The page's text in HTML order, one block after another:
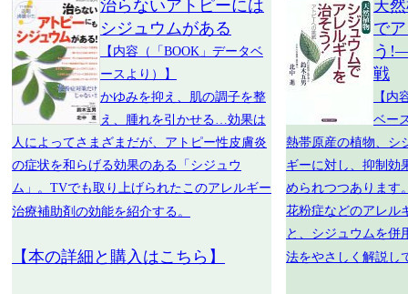
治らないアトピーには
シジュウムがある
【内容（「BOOK」データベ
ースより）】
かゆみを抑え、肌の調子を整
え、腫れを引かせる…効果は
人によってさまざまだが、アトピー性皮膚炎
の症状を和らげる効果のある「シジュウ
ム」。TVでも取り上げられたこのアレルギー
治療補助剤の効能を紹介する。
【本の詳細と購入はこちら】
天
で
う
戦
【内
ベー
熱帯原産の植物、シ
ギーに対し、抑制効
められつつあります
花粉症などのアレル
と、シジュウムを併
法をやさしく解説し